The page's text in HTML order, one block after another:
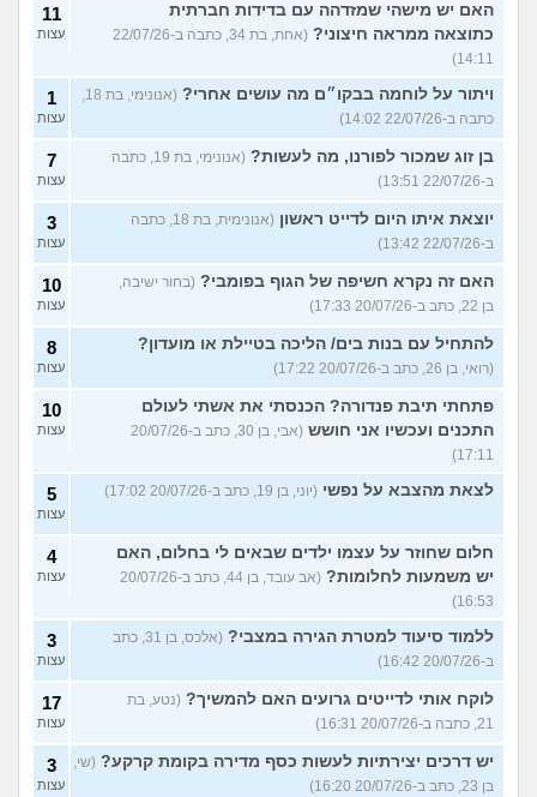
האם יש מישהי שמזדהה עם בדידות חברתית
כתוצאה ממראה חיצוני?
(אחת, בת 34, כתבה ב-22/07/26
14:11)
11
עצות
ויתור על לוחמה בבקו״ם מה עושים אחרי?
(אנונימי, בת 18,
כתבה ב-22/07/26 14:02)
1
עצות
בן זוג שמכור לפורנו, מה לעשות?
(אנונימי, בת 19, כתבה
ב-22/07/26 13:51)
7
עצות
יוצאת איתו היום לדייט ראשון
(אנונימית, בת 18, כתבה
ב-22/07/26 13:42)
3
עצות
האם זה נקרא חשיפה של הגוף בפומבי? (בחור ישיבה,
בן 22, כתב ב-20/07/26 17:33)
10
עצות
להתחיל עם בנות בים/ הליכה בטיילת או מועדון?
(רואי, בן 26, כתב ב-20/07/26 17:22)
8
עצות
פתחתי תיבת פנדורה? הכנסתי את אשתי לעולם
התכנים ועכשיו אני חושש
(אבי, בן 30, כתב ב-20/07/26
17:11)
10
עצות
לצאת מהצבא על נפשי (יוני, בן 19, כתב ב-20/07/26 17:02) 5
עצות
חלום שחוזר על עצמו ילדים שבאים לי בחלום, האם
יש משמעות לחלומות?
(אב עובד, בן 44, כתב ב-20/07/26
16:53)
4
עצות
ללמוד סיעוד למטרת הגירה במצבי?
(אלכס, בן 31, כתב
ב-20/07/26 16:42)
3
עצות
לוקח אותי לדייטים גרועים האם להמשיך? (נטע, בת
21, כתבה ב-20/07/26 16:31)
17
עצות
יש דרכים יצירתיות לעשות כסף מדירה בקומת קרקע? (שי,
בן 23, כתב ב-20/07/26 16:20)
3
עצות